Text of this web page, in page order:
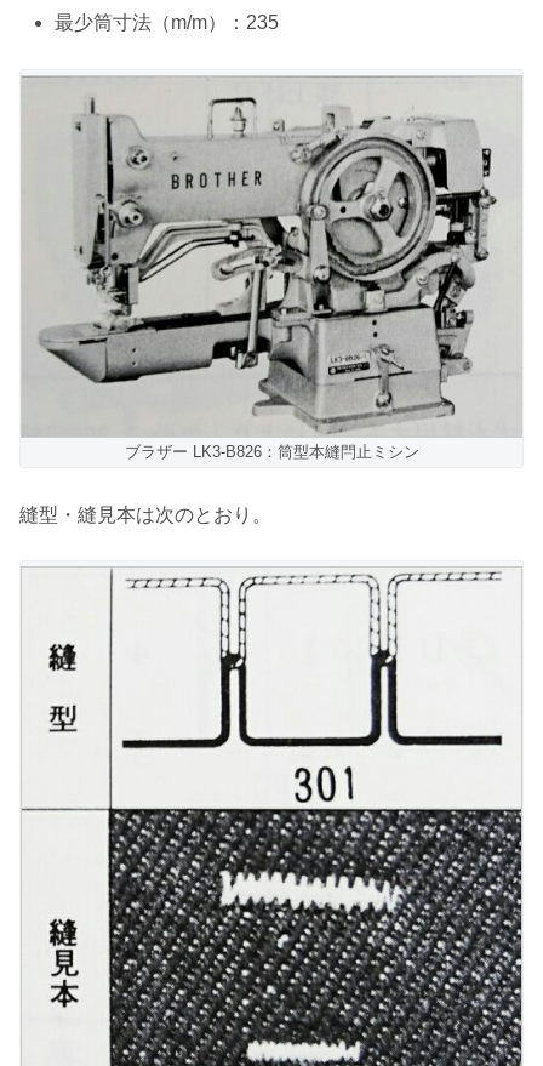
最少筒寸法（m/m）：235
ブラザー LK3-B826：筒型本縫閂止ミシン
縫型・縫見本は次のとおり。